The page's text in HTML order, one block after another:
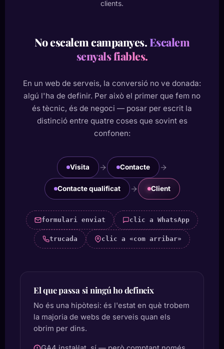
clients.
No escalem campanyes. Escalem
senyals fiables.
En un web de serveis, la conversió no ve donada:
algú l'ha de definir. Per això el primer que fem no
és tècnic, és de negoci — posar per escrit la
distinció entre quatre coses que sovint es
confonen:
Visita Contacte
Contacte qualificat Client
formulari enviat clic a WhatsApp
trucada clic a «com arribar»
El que passa si ningú ho defineix
No és una hipòtesi: és l'estat en què trobem
la majoria de webs de serveis quan els
obrim per dins.